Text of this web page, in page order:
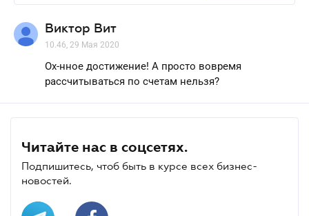
Виктор Вит
10.46, 29 Мая 2020
Ох-нное достижение! А просто вовремя
рассчитываться по счетам нельзя?
Читайте нас в соцсетях.
Подпишитесь, чтоб быть в курсе всех бизнес-
новостей.